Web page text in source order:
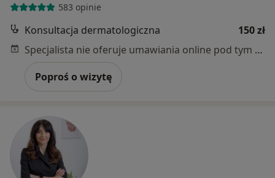
583 opinie
Konsultacja dermatologiczna
150 zł
Specjalista nie oferuje umawiania online pod tym adresem.
Poproś o wizytę